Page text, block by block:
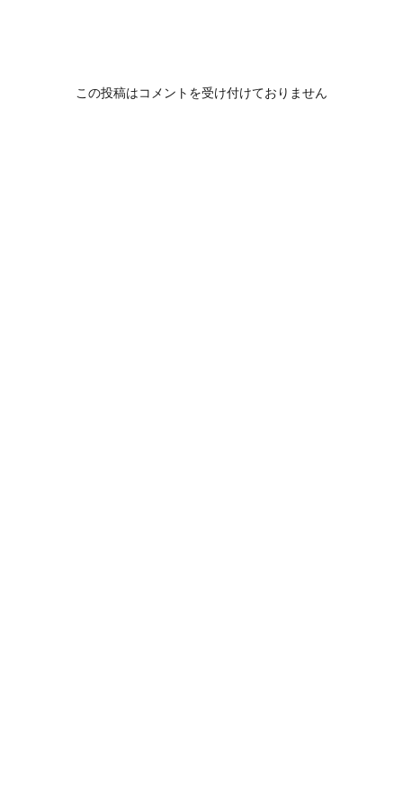
この投稿はコメントを受け付けておりません